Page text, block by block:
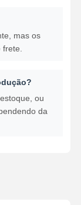
mas os
frete.
ou
da